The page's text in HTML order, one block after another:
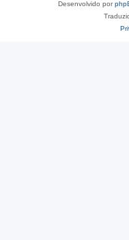
Desenvolvido por